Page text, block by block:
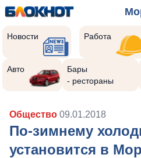
Новости Работа
Авто
Бары
- рестораны
Общество 09.01.2018
По-зимнему
установится в